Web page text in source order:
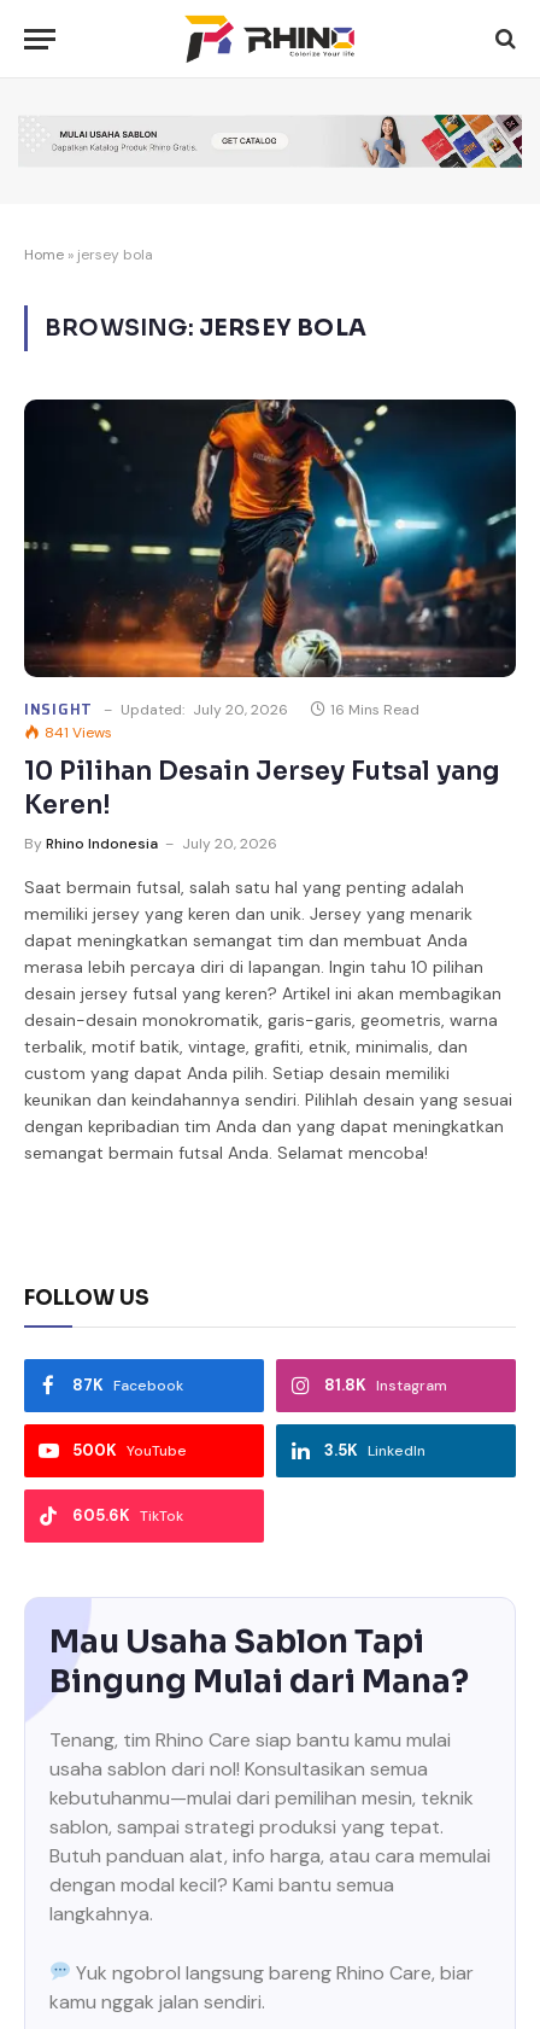
Home » jersey bola
BROWSING: JERSEY BOLA
INSIGHT Updated: July 20, 2026
16 Mins Read
841 Views
10 Pilihan Desain Jersey Futsal yang
Keren!
ByRhino Indonesia July 20, 2026
Saat bermain futsal, salah satu hal yang penting adalah
memiliki jersey yang keren dan unik. Jersey yang menarik
dapat meningkatkan semangat tim dan membuat Anda
merasa lebih percaya diri di lapangan. Ingin tahu 10 pilihan
desain jersey futsal yang keren? Artikel ini akan membagikan
desain-desain monokromatik, garis-garis, geometris, warna
terbalik, motif batik, vintage, grafiti, etnik, minimalis, dan
custom yang dapat Anda pilih. Setiap desain memiliki
keunikan dan keindahannya sendiri. Pilihlah desain yang sesuai
dengan kepribadian tim Anda dan yang dapat meningkatkan
semangat bermain futsal Anda. Selamat mencoba!
FOLLOW US
Facebook
87K Instagram
81.8K
YouTube
500K LinkedIn
3.5K
TikTok
605.6K
Mau Usaha Sablon Tapi
Bingung Mulai dari Mana?
Tenang, tim Rhino Care siap bantu kamu mulai
usaha sablon dari nol! Konsultasikan semua
kebutuhanmu—mulai dari pemilihan mesin, teknik
sablon, sampai strategi produksi yang tepat.
Butuh panduan alat, info harga, atau cara memulai
dengan modal kecil? Kami bantu semua
langkahnya.
Yuk ngobrol langsung bareng Rhino Care, biar
kamu nggak jalan sendiri.